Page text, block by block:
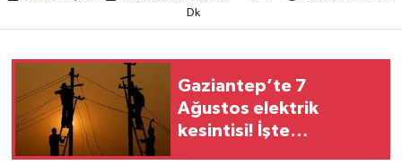
Dk
Gaziantep’te 7
Ağustos elektrik
kesintisi! İşte
Türkiye
Video Haber